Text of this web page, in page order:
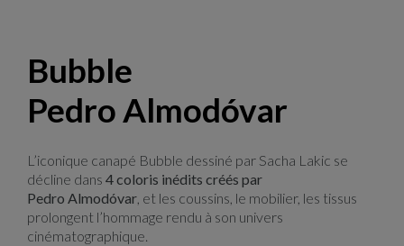
Bubble
Pedro Almodóvar
L’iconique canapé Bubble dessiné par Sacha Lakic se
décline dans 4 coloris inédits créés par
Pedro Almodóvar , et les coussins, le mobilier, les tissus
prolongent l’hommage rendu à son univers
cinématographique.